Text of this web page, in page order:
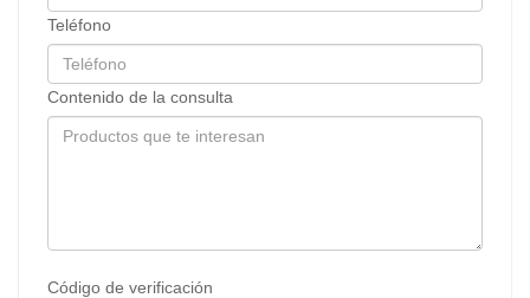
Teléfono
Contenido de la consulta
Código de verificación